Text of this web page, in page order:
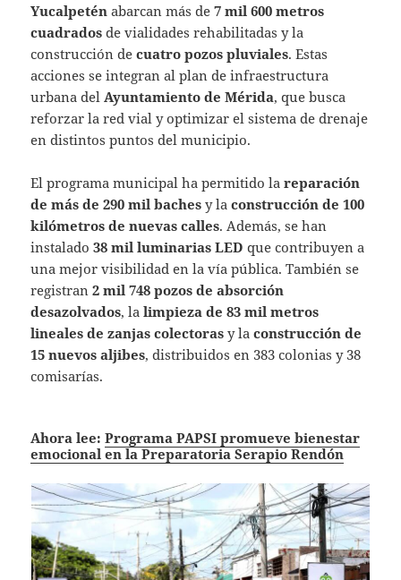
Yucalpetén abarcan más de7 mil 600 metros
cuadrados de vialidades rehabilitadas y la
construcción decuatro pozos pluviales. Estas
acciones se integran al plan de infraestructura
urbana del Ayuntamiento de Mérida, que busca
reforzar la red vial y optimizar el sistema de drenaje
en distintos puntos del municipio.
El programa municipal ha permitido lareparación
de más de 290 mil baches y laconstrucción de 100
kilómetros de nuevas calles. Además, se han
instalado38 mil luminarias LED que contribuyen a
una mejor visibilidad en la vía pública. También se
registran2 mil 748 pozos de absorción
desazolvados, lalimpieza de 83 mil metros
lineales de zanjas colectoras y laconstrucción de
15 nuevos aljibes, distribuidos en 383 colonias y 38
comisarías.
Ahora lee:Programa PAPSI promueve bienestar
emocional en la Preparatoria Serapio Rendón